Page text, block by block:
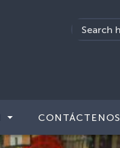
CONTÁCTENOS